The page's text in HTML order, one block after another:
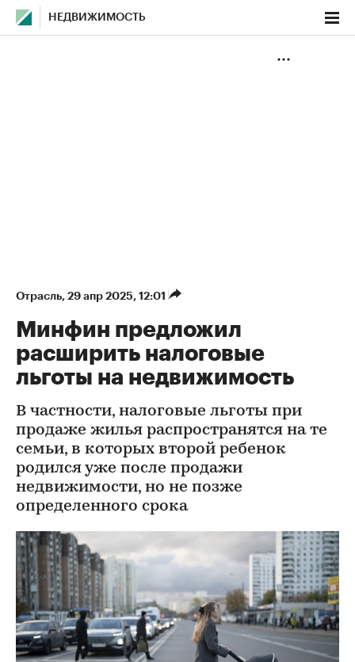
НЕДВИЖИМОСТЬ
Отрасль⁠, 29 апр 2025, 12:01
Минфин предложил
расширить налоговые
льготы на недвижимость
В частности, налоговые льготы при
продаже жилья распространятся на те
семьи, в которых второй ребенок
родился уже после продажи
недвижимости, но не позже
определенного срока